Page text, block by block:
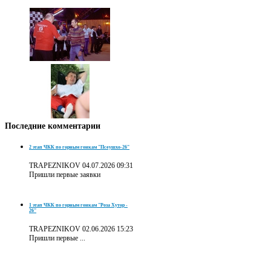
Последние комментарии
2 этап ЧКК по горным гонкам "Псеушхо-26"
TRAPEZNIKOV 04.07.2026 09:31
Пришли первые заявки
1 этап ЧКК по горным гонкам "Роза Хутор -
26"
TRAPEZNIKOV 02.06.2026 15:23
Пришли первые ...